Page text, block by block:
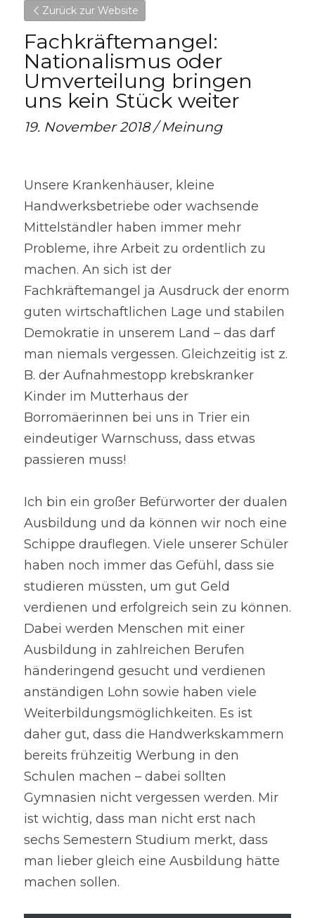
Zurück zur Website
Fachkräftemangel:
Nationalismus oder
Umverteilung bringen
uns kein Stück weiter
19. November 2018 / Meinung
Unsere Krankenhäuser, kleine
Handwerksbetriebe oder wachsende
Mittelständler haben immer mehr
Probleme, ihre Arbeit zu ordentlich zu
machen. An sich ist der
Fachkräftemangel ja Ausdruck der enorm
guten wirtschaftlichen Lage und stabilen
Demokratie in unserem Land – das darf
man niemals vergessen. Gleichzeitig ist z.
B. der Aufnahmestopp krebskranker
Kinder im Mutterhaus der
Borromäerinnen bei uns in Trier ein
eindeutiger Warnschuss, dass etwas
passieren muss!
Ich bin ein großer Befürworter der dualen
Ausbildung und da können wir noch eine
Schippe drauflegen. Viele unserer Schüler
haben noch immer das Gefühl, dass sie
studieren müssten, um gut Geld
verdienen und erfolgreich sein zu können.
Dabei werden Menschen mit einer
Ausbildung in zahlreichen Berufen
händeringend gesucht und verdienen
anständigen Lohn sowie haben viele
Weiterbildungsmöglichkeiten. Es ist
daher gut, dass die Handwerkskammern
bereits frühzeitig Werbung in den
Schulen machen – dabei sollten
Gymnasien nicht vergessen werden. Mir
ist wichtig, dass man nicht erst nach
sechs Semestern Studium merkt, dass
man lieber gleich eine Ausbildung hätte
machen sollen.